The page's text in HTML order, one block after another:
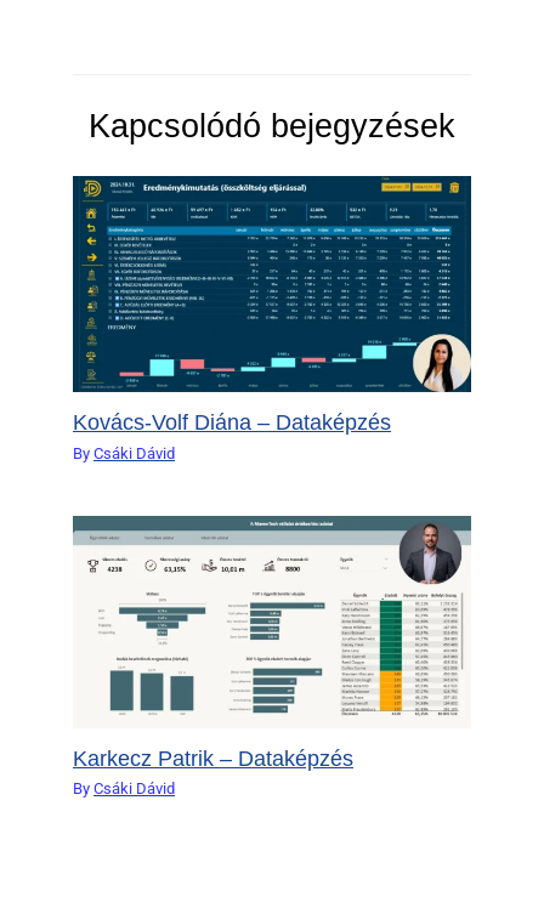
Kapcsolódó bejegyzések
Kovács-Volf Diána – Dataképzés
By Csáki Dávid
Karkecz Patrik – Dataképzés
By Csáki Dávid